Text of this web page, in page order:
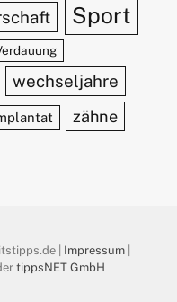
Sport
wechseljahre
zähne
| Impressum|
tippsNET GmbH